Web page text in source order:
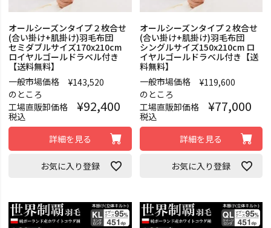
オールシーズンタイプ２枚合せ
(合い掛け+肌掛け)羽毛布団
セミダブルサイズ170x210cm
ロイヤルゴールドラベル付き
【送料無料】
一般市場価格
¥143,520
のところ
工場直販卸価格
¥92,400
税込
詳細を見る
お気に入り登録
オールシーズンタイプ２枚合せ
(合い掛け+肌掛け)羽毛布団
シングルサイズ150x210cm ロ
イヤルゴールドラベル付き【送
料無料】
一般市場価格
¥119,600
のところ
工場直販卸価格
¥77,000
税込
詳細を見る
お気に入り登録